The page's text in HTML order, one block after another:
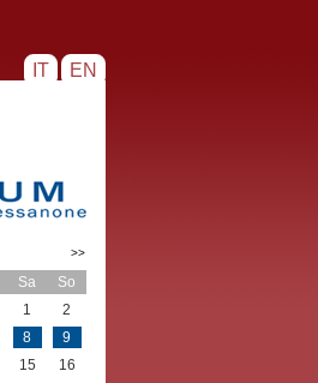
IT EN
>>
Sa
So
1
2
8
9
15
16